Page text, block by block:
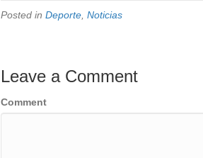
Posted in Deporte Noticias
Leave a Comment
Comment